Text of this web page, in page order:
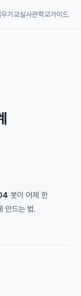
기교실사관학교가이드
봇이 어제 한
만드는 법.